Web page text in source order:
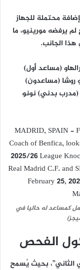
محتملة للجهاز
يرفضه مورينيو، ما
الجانب.
(مساعد أول)
روشا (مساعدون)
(مدرب بدني) نونو
كمساعد له حاليا في
الثاني”، بحيث يُسمح